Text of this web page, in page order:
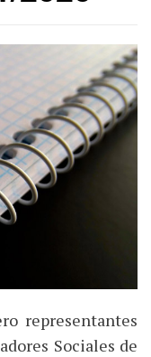
representantes
Sociales de